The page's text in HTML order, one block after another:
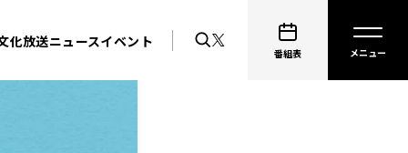
化放送ニュースイベント
番組表